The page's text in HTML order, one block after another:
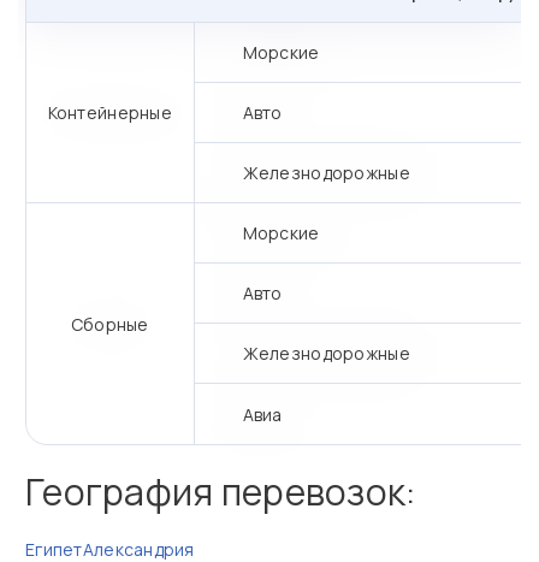
Контейнерные
Морские
Авто
Железнодорожные
Сборные
Морские
Авто
Железнодорожные
Авиа
География перевозок:
ЕгипетАлександрия